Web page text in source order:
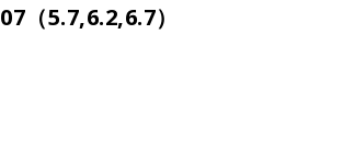
07（5.7,6.2,6.7）